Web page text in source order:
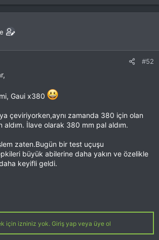
#52
Gaui x380
çeviriyorken,aynı zamanda 380 için olan
aldım. İlave olarak 380 mm pal aldım.
zaten.Bugün bir test uçuşu
büyük abilerine daha yakın ve özelikle
keyifli geldi.
için izniniz yok. Giriş yap veya üye ol